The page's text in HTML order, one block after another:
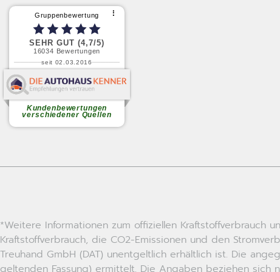
*Weitere Informationen zum offiziellen Kraftstoffverbrauch
Kraftstoffverbrauch, die CO2-Emissionen und den
Treuhand GmbH (DAT) unentgeltlich erhältlich ist. Die
geltenden Fassung) ermittelt. Die Angaben beziehen